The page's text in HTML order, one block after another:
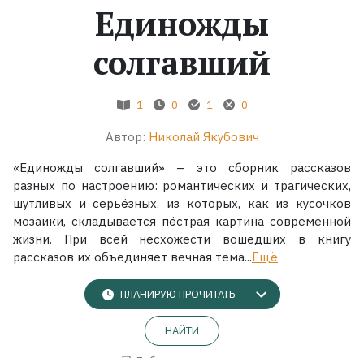
Экранизации
Коллекции
Единожды
солгавший
1 0 1 0
Автор: Николай Якубович
«Единожды солгавший» – это сборник рассказов
разных по настроению: романтических и трагических,
шутливых и серьёзных, из которых, как из кусочков
мозаики, складывается пёстрая картина современной
жизни. При всей несхожести вошедших в книгу
рассказов их объединяет вечная тема...Ещё
ПЛАНИРУЮ ПРОЧИТАТЬ
НАЙТИ